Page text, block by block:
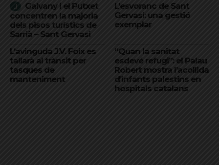
Galvany i el Putxet
concentren la majoria
dels pisos turístics de
Sarrià – Sant Gervasi
L’esvoranc de Sant
Gervasi: una gestió
exemplar
L’avinguda J.V. Foix es
tallarà al trànsit per
tasques de
manteniment
“Quan la sanitat
esdevé refugi”: el Palau
Robert mostra l’acollida
d’infants palestins en
hospitals catalans